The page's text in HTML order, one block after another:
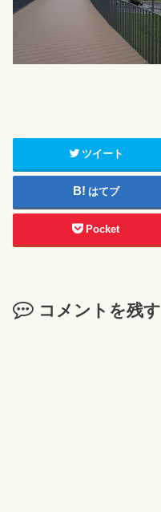
ツイート
はてブ
Pocket
コメントを残す